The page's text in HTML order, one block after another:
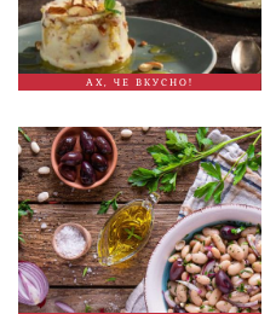
АХ, ЧЕ ВКУСНО!